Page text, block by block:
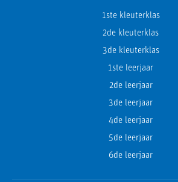
1ste kleuterklas
2de kleuterklas
3de kleuterklas
1ste leerjaar
2de leerjaar
3de leerjaar
4de leerjaar
5de leerjaar
6de leerjaar